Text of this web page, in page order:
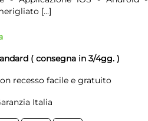
[...]
( consegna in 3/4gg. )
recesso facile e gratuito
Italia